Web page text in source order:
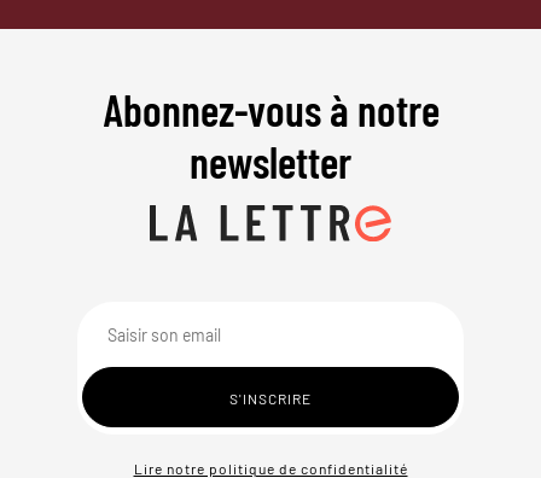
Abonnez-vous à notre
newsletter
Lire notre politique de confidentialité